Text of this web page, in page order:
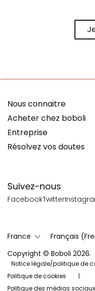
Suivez-nous
FacebookTwitter
Nous connaitre
Acheter chez boboli
Entreprise
Résolvez vos doutes
France
Français
Copyright © Boboli 2026.
Notice légale/politique de
Politique de cookies
Politique des médias sociaux